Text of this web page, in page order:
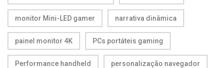
monitor Mini-LED gamer narrativa dinâmica
painel monitor 4K PCs portáteis gaming
Performance handheld personalização navegador